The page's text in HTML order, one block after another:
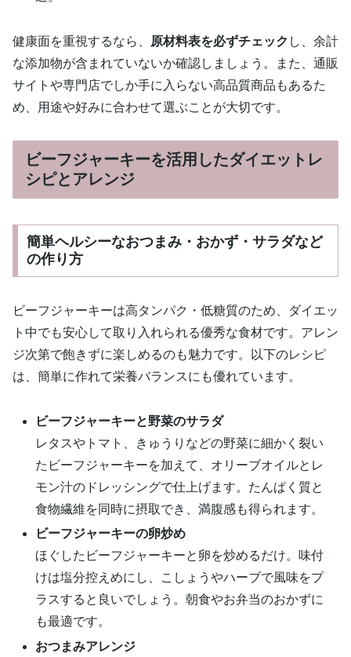
健康面を重視するなら、 原材料表を必ずチェック し、余計
な添加物が含まれていないか確認しましょう。また、通販
サイトや専門店でしか手に入らない高品質商品もあるた
め、用途や好みに合わせて選ぶことが大切です。
ビーフジャーキーを活用したダイエットレ
シピとアレンジ
簡単ヘルシーなおつまみ・おかず・サラダなど
の作り方
ビーフジャーキーは高タンパク・低糖質のため、ダイエッ
ト中でも安心して取り入れられる優秀な食材です。アレン
ジ次第で飽きずに楽しめるのも魅力です。以下のレシピ
は、簡単に作れて栄養バランスにも優れています。
ビーフジャーキーと野菜のサラダ
レタスやトマト、きゅうりなどの野菜に細かく裂い
たビーフジャーキーを加えて、オリーブオイルとレ
モン汁のドレッシングで仕上げます。たんぱく質と
食物繊維を同時に摂取でき、満腹感も得られます。
ビーフジャーキーの卵炒め
ほぐしたビーフジャーキーと卵を炒めるだけ。味付
けは塩分控えめにし、こしょうやハーブで風味をプ
ラスすると良いでしょう。朝食やお弁当のおかずに
も最適です。
おつまみアレンジ